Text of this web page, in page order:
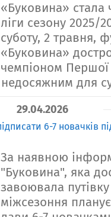
«Буковина»
ліги сезону 2025/
суботу, 2 травня,
«Буковина»
чемпіоном Першої
для
29.04.2026
6-7 новачків
За наявною
"Буковина", яка
завоювала
міжсезоння